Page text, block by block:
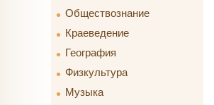
Обществознание
Краеведение
География
Физкультура
Музыка